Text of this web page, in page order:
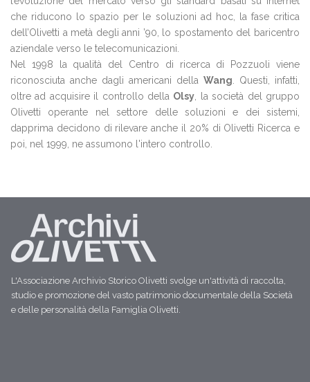
che riducono lo spazio per le soluzioni ad hoc, la fase critica
dell’Olivetti a metà degli anni ’90, lo spostamento del baricentro
aziendale verso le telecomunicazioni.
Nel 1998 la qualità del Centro di ricerca di Pozzuoli viene
riconosciuta anche dagli americani della Wang . Questi, infatti,
oltre ad acquisire il controllo della Olsy , la società del gruppo
Olivetti operante nel settore delle soluzioni e dei sistemi,
dapprima decidono di rilevare anche il 20% di Olivetti Ricerca e
poi, nel 1999, ne assumono l'intero controllo.
L'Associazione Archivio Storico Olivetti svolge un'attività di raccolta,
studio e promozione del vasto patrimonio documentale della Società
e delle personalità della Famiglia Olivetti.